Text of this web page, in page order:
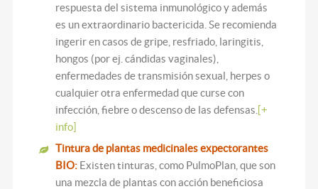
respuesta del sistema inmunológico y además
es un extraordinario bactericida. Se recomienda
ingerir en casos de gripe, resfriado, laringitis,
hongos (por ej. cándidas vaginales),
enfermedades de transmisión sexual, herpes o
cualquier otra enfermedad que curse con
infección, fiebre o descenso de las defensas. [+
info]
Tintura de plantas medicinales expectorantes
BIO: Existen tinturas, como PulmoPlan, que son
una mezcla de plantas con acción beneficiosa